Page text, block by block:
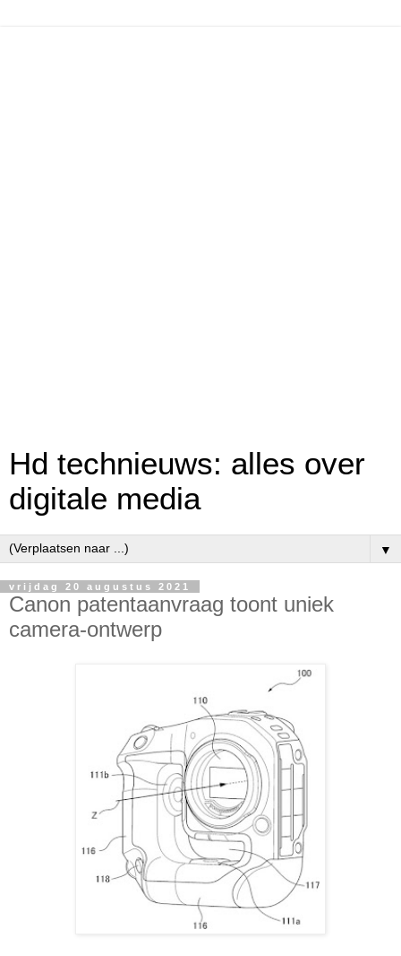
Hd technieuws: alles over
digitale media
▼
vrijdag 20 augustus 2021
Canon patentaanvraag toont uniek
camera-ontwerp